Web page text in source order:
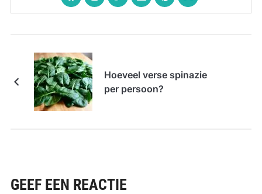
Hoeveel verse spinazie
per persoon?
GEEF EEN REACTIE